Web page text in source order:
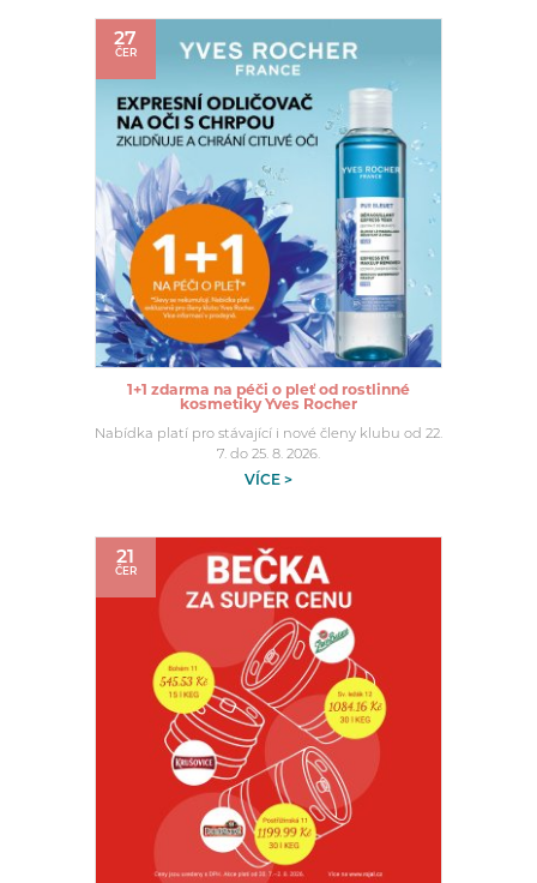
27
ČER
1+1 zdarma na péči o pleť od rostlinné
kosmetiky Yves Rocher
Nabídka platí pro stávající i nové členy klubu od 22.
7. do 25. 8. 2026.
VÍCE >
21
ČER